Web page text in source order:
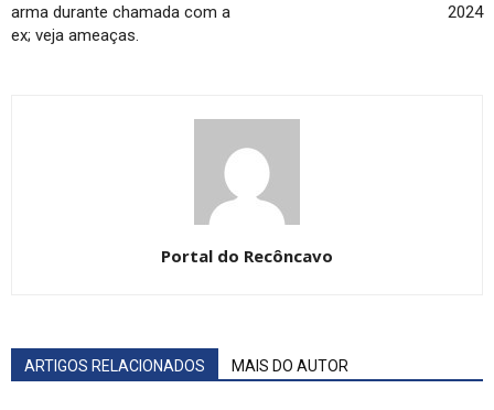
arma durante chamada com a
ex; veja ameaças.
2024
Portal do Recôncavo
ARTIGOS RELACIONADOS MAIS DO AUTOR